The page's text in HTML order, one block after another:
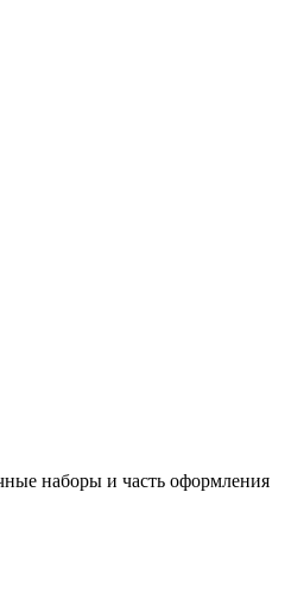
наборы и часть оформления